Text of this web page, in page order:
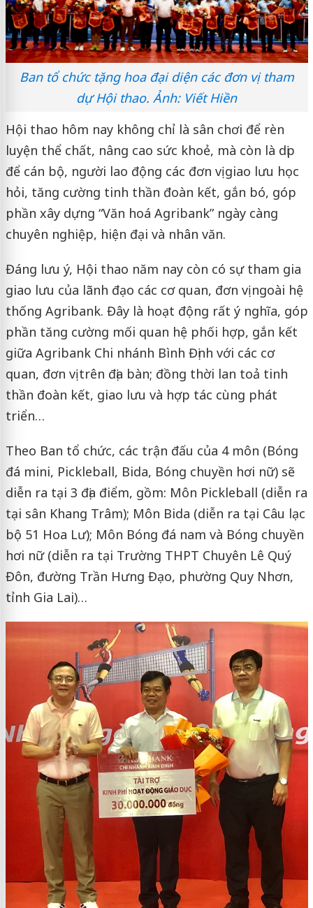
Ban tổ chức tặng hoa đại diện các đơn vị tham
dự Hội thao. Ảnh: Viết Hiền
Hội thao hôm nay không chỉ là sân chơi để rèn
luyện thể chất, nâng cao sức khoẻ, mà còn là dịp
để cán bộ, người lao động các đơn vị giao lưu học
hỏi, tăng cường tinh thần đoàn kết, gắn bó, góp
phần xây dựng “Văn hoá Agribank” ngày càng
chuyên nghiệp, hiện đại và nhân văn.
Đáng lưu ý, Hội thao năm nay còn có sự tham gia
giao lưu của lãnh đạo các cơ quan, đơn vị ngoài hệ
thống Agribank. Đây là hoạt động rất ý nghĩa, góp
phần tăng cường mối quan hệ phối hợp, gắn kết
giữa Agribank Chi nhánh Bình Định với các cơ
quan, đơn vị trên địa bàn; đồng thời lan toả tinh
thần đoàn kết, giao lưu và hợp tác cùng phát
triển…
Theo Ban tổ chức, các trận đấu của 4 môn (Bóng
đá mini, Pickleball, Bida, Bóng chuyền hơi nữ) sẽ
diễn ra tại 3 địa điểm, gồm: Môn Pickleball (diễn ra
tại sân Khang Trâm); Môn Bida (diễn ra tại Câu lạc
bộ 51 Hoa Lư); Môn Bóng đá nam và Bóng chuyền
hơi nữ (diễn ra tại Trường THPT Chuyên Lê Quý
Đôn, đường Trần Hưng Đạo, phường Quy Nhơn,
tỉnh Gia Lai)…